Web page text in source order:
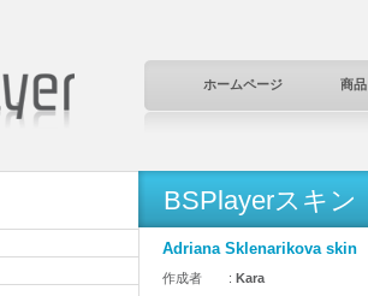
ホームページ 商品
BSPlayerスキン
Adriana Sklenarikova skin
作成者 : Kara